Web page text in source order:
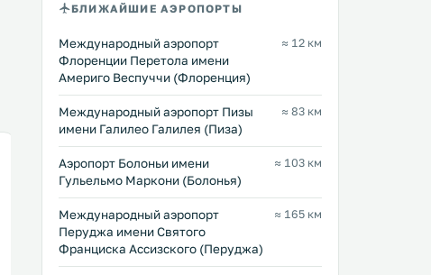
Artemisia Halldis Apartment
≈ 176 $
Эти апартаменты расположены во
Флоренции, в 300 метрах от
площади Синьории и в 400 метрах
от ратуши Палаццо Веккьо. К
Apartments
Featuring free WiFi and air
БЛИЖАЙШИЕ АЭРОПОРТЫ
Международный аэропорт
Флоренции Перетола имени
Америго Веспуччи (Флоренция)
≈ 12 км
Междунарoдный аэропорт Пизы
имени Галилео Галилея (Пиза)
≈ 83 км
Аэропорт Болоньи имени
Гульельмо Маркони (Болонья)
≈ 103 км
Междунарoдный аэропорт
Перуджа имени Святого
Франциска Ассизского (Перуджа)
≈ 165 км